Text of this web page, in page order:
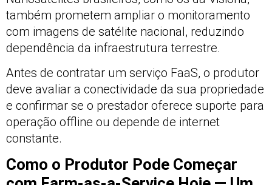
também prometem ampliar o monitoramento
com imagens de satélite nacional, reduzindo
dependência da infraestrutura terrestre.
Antes de contratar um serviço FaaS, o produtor
deve avaliar a conectividade da sua propriedade
e confirmar se o prestador oferece suporte para
operação offline ou depende de internet
constante.
Como o Produtor Pode Começar